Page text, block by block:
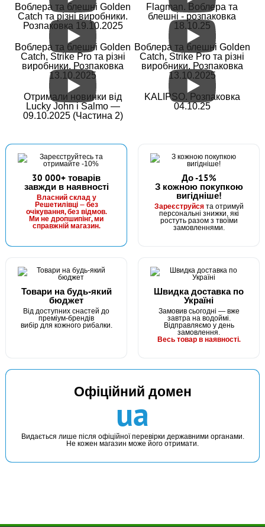
Воблера та блешні Golden
Catch та різні виробники.
Розпаковка 19.10.2025
Flagman. Воблера та
блешні - розпаковка
18.10.25
Воблера та блешні Golden
Catch, Strike Pro та різні
виробники. Розпаковка
13.10.2025
Воблера та блешні Golden
Catch, Strike Pro та різні
виробники. Розпаковка
13.10.2025
Отримали новинки від
Lucky John і Salmo —
09.10.2025 (Частина 2)
KALIPSO. Розпаковка
04.10.25
30 000+ товарів
завжди в наявності
Власний склад у
Решетилівці — без
очікування, без відмов.
Ми не дропшипінг, ми
справжній магазин.
До -15%
З кожною покупкою
вигідніше!
Зареєструйсята отримуй
персональні знижки, які
ростуть разом з твоїми
замовленнями.
Товари на будь-який
бюджет
Від доступних снастей до
преміум-брендів
вибір для кожного рибалки.
Швидка доставка по
Україні
Замовив сьогодні — вже
завтра на водоймі.
Відправляємо у день
замовлення.
Весь товар в наявності.
Офіційний домен
ua
Видається лише після офіційної перевірки державними органами.
Не кожен магазин може його отримати.